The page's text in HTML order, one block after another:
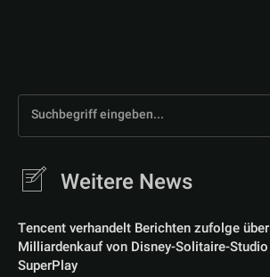
Suchbegriff eingeben...
Weitere News
Tencent verhandelt Berichten zufolge über
Milliardenkauf von Disney-Solitaire-Studio
SuperPlay